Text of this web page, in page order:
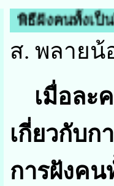
พิธีฝังค
ส. พลายน้
เมื่อละ
เกี่ยวกับก
การฝังคน